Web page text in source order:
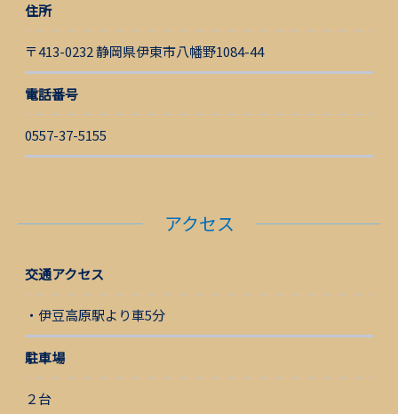
住所
〒413-0232 静岡県伊東市八幡野1084-44
電話番号
0557-37-5155
アクセス
交通アクセス
・伊豆高原駅より車5分
駐車場
２台